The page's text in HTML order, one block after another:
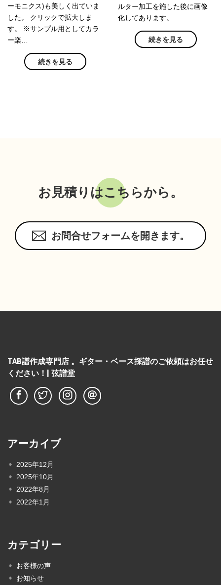
ーモニクス)も美しく出ていま
した。 クリックで拡大しま
す。 ※サンプル用としてカラ
ー楽…
続きを見る
ルター加工を施した後に画像
化してあります。
続きを見る
お見積りはこちらから。
お問合せフォームを開きます。
TAB譜作成専門店 。ギター・ベース採譜のご依頼はお任せ
ください！| 弦譜堂
アーカイブ
2025年12月
2025年10月
2022年8月
2022年1月
カテゴリー
お客様の声
お知らせ